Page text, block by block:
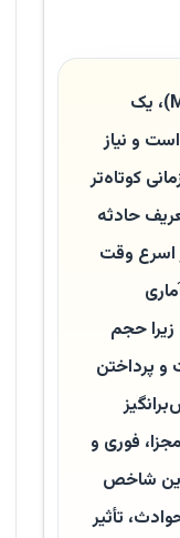
یک حادثه بزرگ یا عمده (Major)، یک
و نیاز
کوتاه‌تر
حادثه
اسرع وقت
حجم
و پرداختن
فوری و
شاخص
تأثیر